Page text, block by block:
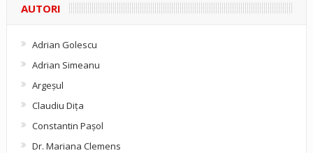
AUTORI
Adrian Golescu
Adrian Simeanu
Argeşul
Claudiu Diţa
Constantin Pașol
Dr. Mariana Clemens